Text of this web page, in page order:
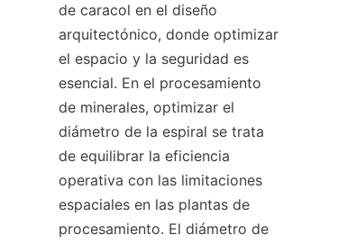
de caracol en el diseño
arquitectónico, donde optimizar
el espacio y la seguridad es
esencial. En el procesamiento
de minerales, optimizar el
diámetro de la espiral se trata
de equilibrar la eficiencia
operativa con las limitaciones
espaciales en las plantas de
procesamiento. El diámetro de